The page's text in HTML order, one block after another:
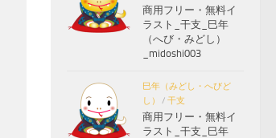
商用フリー・無料イ
ラスト_干支_巳年
（へび・みどし）
_midoshi003
巳年（みどし・へびど
し）
/ 干支
商用フリー・無料イ
ラスト_干支_巳年